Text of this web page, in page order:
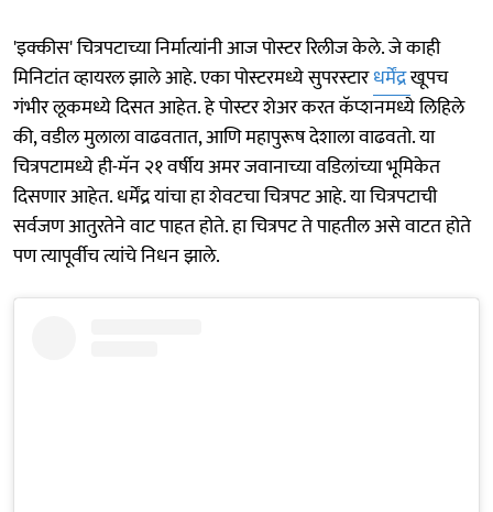
'इक्कीस' चित्रपटाच्या निर्मात्यांनी आज पोस्टर रिलीज केले. जे काही
मिनिटांत व्हायरल झाले आहे. एका पोस्टरमध्ये सुपरस्टारधर्मेंद्रखूपच
गंभीर लूकमध्ये दिसत आहेत. हे पोस्टर शेअर करत कॅप्शनमध्ये लिहिले
की, वडील मुलाला वाढवतात, आणि महापुरूष देशाला वाढवतो. या
चित्रपटामध्ये ही-मॅन २१ वर्षीय अमर जवानाच्या वडिलांच्या भूमिकेत
दिसणार आहेत. धर्मेंद्र यांचा हा शेवटचा चित्रपट आहे. या चित्रपटाची
सर्वजण आतुरतेने वाट पाहत होते. हा चित्रपट ते पाहतील असे वाटत होते
पण त्यापूर्वीच त्यांचे निधन झाले.